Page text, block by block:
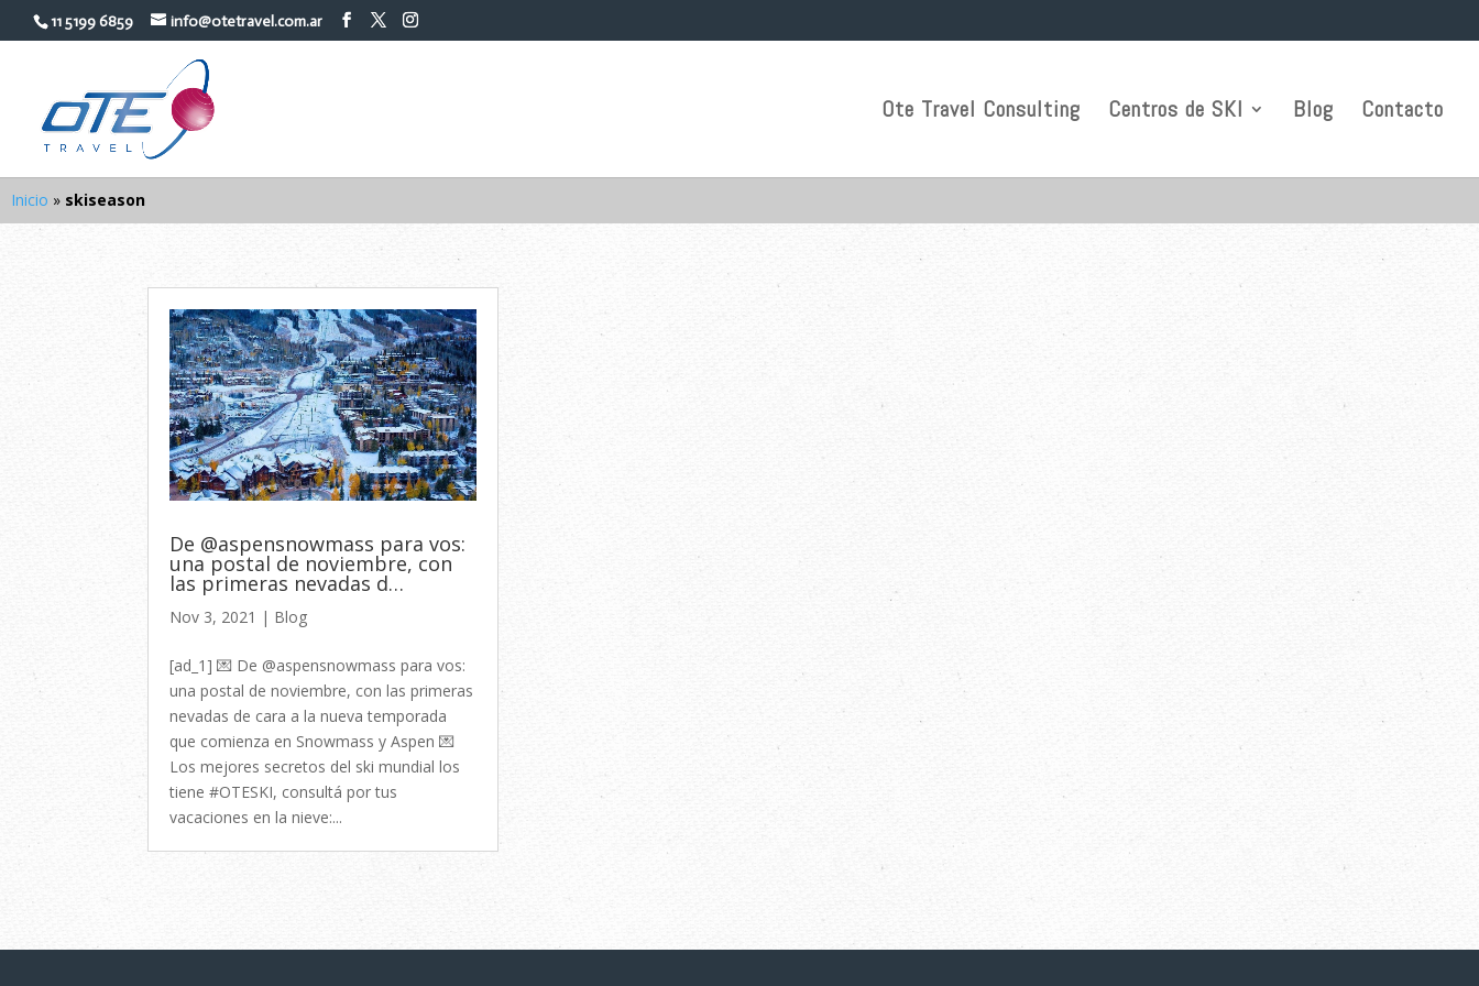
11 5199 6859 info@otetravel.com.ar
Ote Travel Consulting Centros de SKI Blog Contacto
Inicio » skiseason
De @aspensnowmass para vos:
una postal de noviembre, con
las primeras nevadas d…
Nov 3, 2021 | Blog
[ad_1] 💌 De @aspensnowmass para vos:
una postal de noviembre, con las primeras
nevadas de cara a la nueva temporada
que comienza en Snowmass y Aspen 💌
Los mejores secretos del ski mundial los
tiene #OTESKI, consultá por tus
vacaciones en la nieve:...